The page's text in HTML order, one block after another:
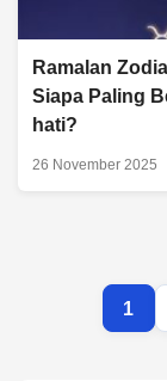
Ramalan
Siapa Paling
hati?
26 November 2025
1